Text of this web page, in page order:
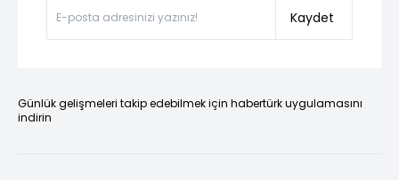
Kaydet
Günlük gelişmeleri takip edebilmek için habertürk uygulamasını
indirin